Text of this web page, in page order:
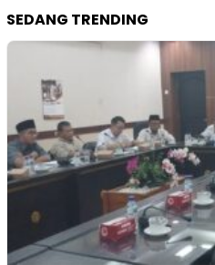
SEDANG TRENDING